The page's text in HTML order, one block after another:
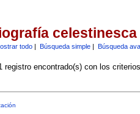
celestinesca
todo| Búsqueda simple| Búsqueda
registro encontrado(s) con los